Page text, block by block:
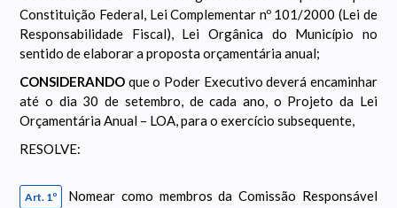
Constituição Federal, Lei Complementar nº 101/2000 (Lei de
Responsabilidade Fiscal), Lei Orgânica do Município no
sentido de elaborar a proposta orçamentária anual;
CONSIDERANDO que o Poder Executivo deverá encaminhar
até o dia 30 de setembro, de cada ano, o Projeto da Lei
Orçamentária Anual – LOA, para o exercício subsequente,
RESOLVE:
Art. 1º
Nomear como membros da Comissão Responsável